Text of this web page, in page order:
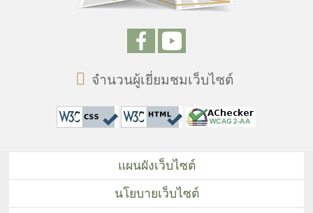
จำนวนผู้เยี่ยมชมเว็บไซต์
แผนผังเว็บไซต์
นโยบายเว็บไซต์